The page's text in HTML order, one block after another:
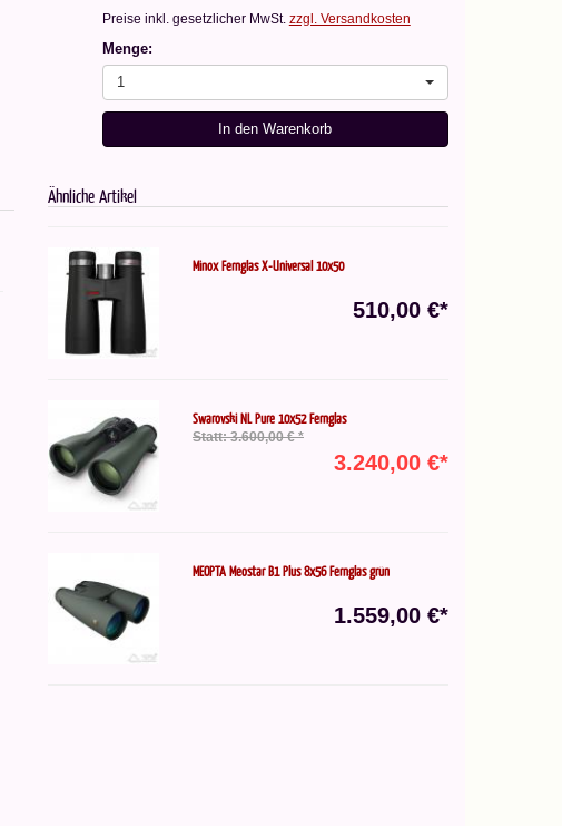
Preise inkl. gesetzlicher MwSt. zzgl. Versandkosten
Menge:
1
In den Warenkorb
Ähnliche Artikel
Minox Fernglas X-Universal 10x50
510,00 €*
Swarovski NL Pure 10x52 Fernglas
Statt: 3.600,00 € *
3.240,00 €*
MEOPTA Meostar B1 Plus 8x56 Fernglas grün
1.559,00 €*